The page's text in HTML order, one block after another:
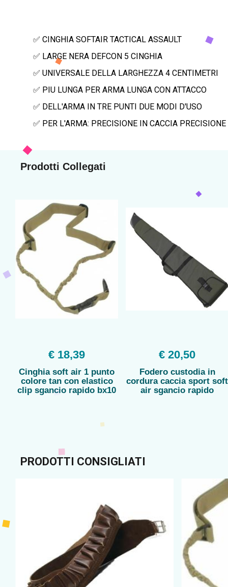
✅ CINGHIA SOFTAIR TACTICAL ASSAULT
✅ LARGE NERA DEFCON 5 CINGHIA
✅ UNIVERSALE DELLA LARGHEZZA 4 CENTIMETRI
✅ PIU LUNGA PER ARMA LUNGA CON ATTACCO
✅ DELL'ARMA IN TRE PUNTI DUE MODI D'USO
✅ PER L'ARMA: PRECISIONE IN CACCIA
Prodotti Collegati
€ 18,39
Cinghia soft air 1 punto
colore tan con elastico
clip sgancio rapido bx10
€ 20,50
Fodero custodia in
cordura caccia sport soft
air sgancio rapido
PRODOTTI CONSIGLIATI